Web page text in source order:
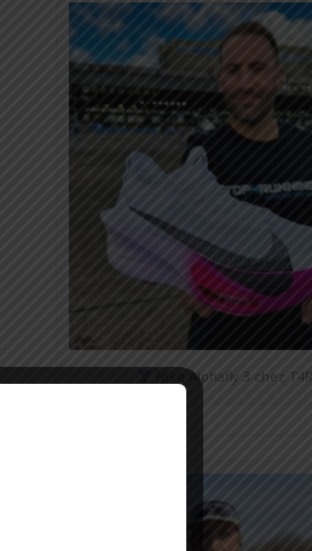
Nike Alphafly 3 chez T4R